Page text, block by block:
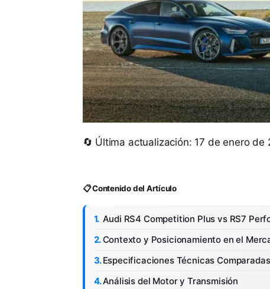
🔄 Última actualización: 17 de enero de
📋 Contenido del Artículo
Audi RS4 Competition Plus vs RS7
Contexto y Posicionamiento en el
Especificaciones Técnicas Comparadas
Análisis del Motor y Transmisión